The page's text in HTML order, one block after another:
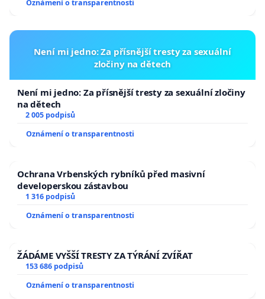
Oznámení o transparentnosti
Není mi jedno: Za přísnější tresty za sexuální
zločiny na dětech
Není mi jedno: Za přísnější tresty za sexuální zločiny
na dětech
2 005 podpisů
Oznámení o transparentnosti
Ochrana Vrbenských rybníků před masivní
developerskou zástavbou
1 316 podpisů
Oznámení o transparentnosti
ŽÁDÁME VYŠŠÍ TRESTY ZA TÝRÁNÍ ZVÍŘAT
153 686 podpisů
Oznámení o transparentnosti